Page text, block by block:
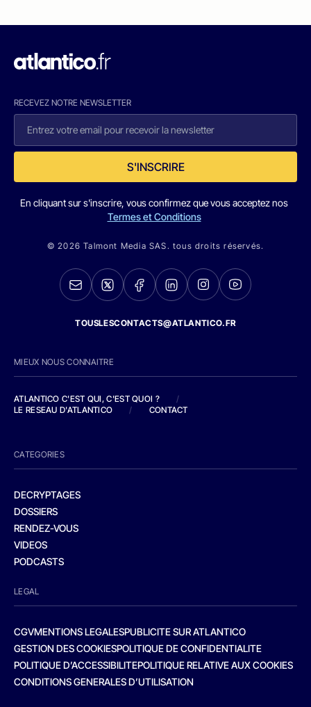
RECEVEZ NOTRE NEWSLETTER
S'INSCRIRE
En cliquant sur s'inscrire, vous confirmez que vous acceptez nos
Termes et Conditions
© 2026 Talmont Media SAS. tous droits réservés.
TOUSLESCONTACTS@ATLANTICO.FR
MIEUX NOUS CONNAITRE
ATLANTICO C'EST QUI, C'EST QUOI ?
/
LE RESEAU D'ATLANTICO
/ CONTACT
CATEGORIES
DECRYPTAGES
DOSSIERS
RENDEZ-VOUS
VIDEOS
PODCASTS
LEGAL
CGVMENTIONS LEGALESPUBLICITE SUR ATLANTICO
GESTION DES COOKIESPOLITIQUE DE CONFIDENTIALITE
POLITIQUE D’ACCESSIBILITEPOLITIQUE RELATIVE AUX COOKIES
CONDITIONS GENERALES D’UTILISATION